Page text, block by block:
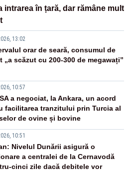
intrarea în țară, dar rămâne mult
13:02
orar de seară, consumul de
„a scăzut cu 200-300 de megawați”
10:57
a negociat, la Ankara, un acord
facilitarea tranzitului prin Turcia al
de ovine și bovine
10:51
Nivelul Dunării asigură o
a centralei de la Cernavodă
cinci zile dacă debitele vor